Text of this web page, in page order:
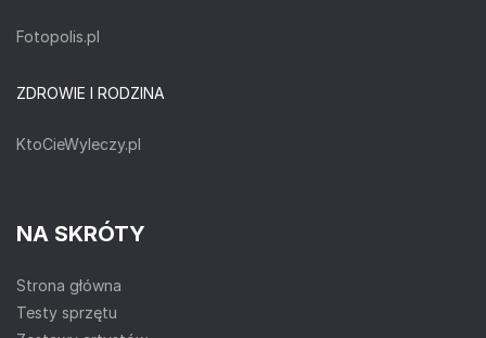
Fotopolis.pl
ZDROWIE I RODZINA
KtoCieWyleczy.pl
NA SKRÓTY
Strona główna
Testy sprzętu